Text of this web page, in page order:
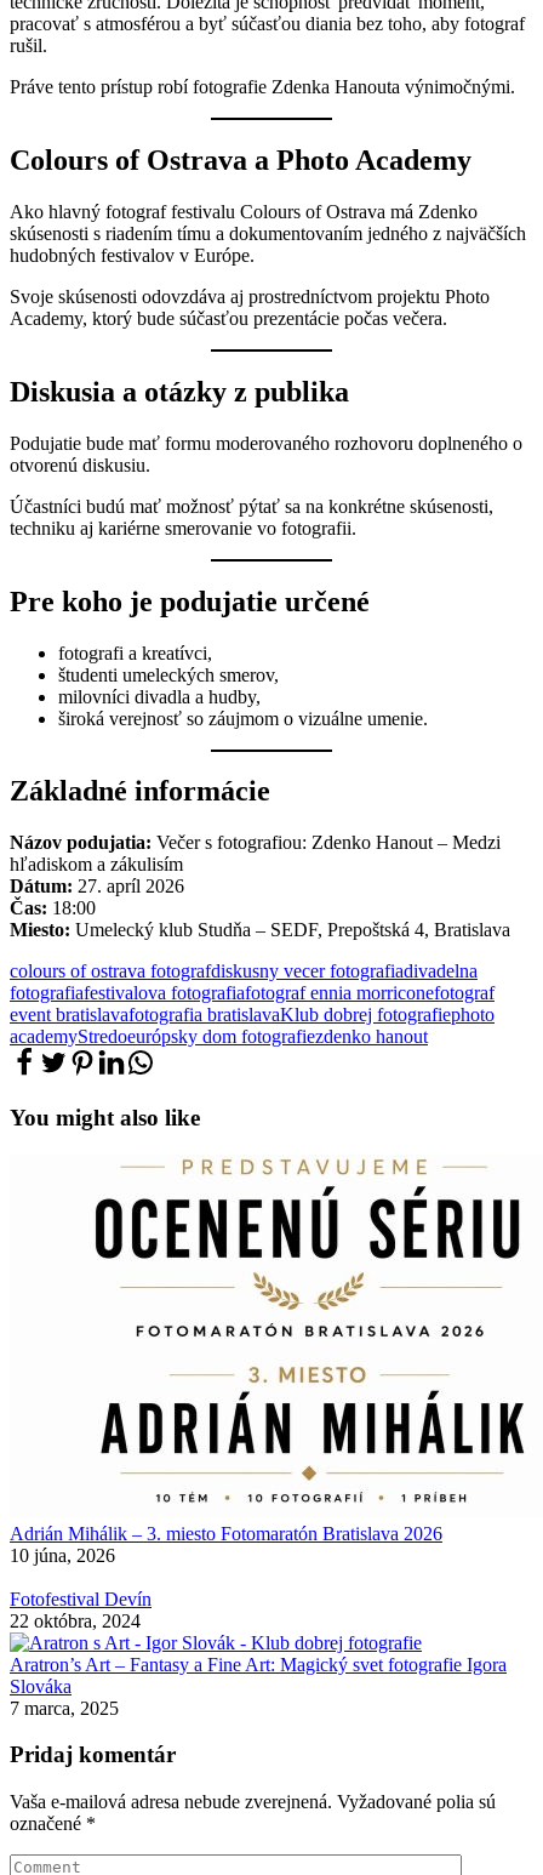
pracovať s atmosférou a byť súčasťou diania bez toho, aby fotograf
rušil.
Práve tento prístup robí fotografie Zdenka Hanouta výnimočnými.
Colours of Ostrava a Photo Academy
Ako hlavný fotograf festivalu Colours of Ostrava má Zdenko
skúsenosti s riadením tímu a dokumentovaním jedného z najväčších
hudobných festivalov v Európe.
Svoje skúsenosti odovzdáva aj prostredníctvom projektu Photo
Academy, ktorý bude súčasťou prezentácie počas večera.
Diskusia a otázky z publika
Podujatie bude mať formu moderovaného rozhovoru doplneného o
otvorenú diskusiu.
Účastníci budú mať možnosť pýtať sa na konkrétne skúsenosti,
techniku aj kariérne smerovanie vo fotografii.
Pre koho je podujatie určené
fotografi a kreatívci,
študenti umeleckých smerov,
milovníci divadla a hudby,
široká verejnosť so záujmom o vizuálne umenie.
Základné informácie
Názov podujatia: Večer s fotografiou: Zdenko Hanout – Medzi
hľadiskom a zákulisím
Dátum: 27. apríl 2026
Čas: 18:00
Miesto: Umelecký klub Studňa – SEDF, Prepoštská 4, Bratislava
colours of ostrava fotografdiskusny vecer fotografiadivadelna
fotografiafestivalova fotografiafotograf ennia morriconefotograf
event bratislavafotografia bratislavaKlub dobrej fotografiephoto
academyStredoeurópsky dom fotografiezdenko hanout
You might also like
Adrián Mihálik – 3. miesto Fotomaratón Bratislava 2026
10 júna, 2026
Fotofestival Devín
22 októbra, 2024
Aratron’s Art – Fantasy a Fine Art: Magický svet fotografie Igora
Slováka
7 marca, 2025
Pridaj komentár
Vaša e-mailová adresa nebude zverejnená. Vyžadované polia sú
označené *